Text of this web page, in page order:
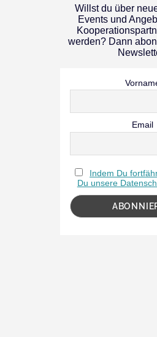
Willst du über
Events und
werden? Dann
Email
Indem Du
Du unsere